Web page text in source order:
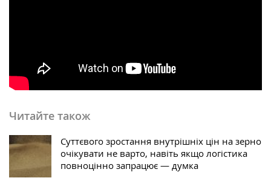
Читайте також
Суттєвого зростання внутрішніх цін на зерно
очікувати не варто, навіть якщо логістика
повноцінно запрацює — думка